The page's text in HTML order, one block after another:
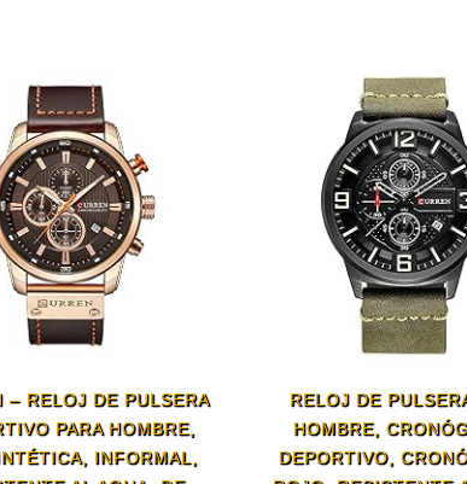
– RELOJ DE PULSERA
PARA HOMBRE,
INFORMAL,
RELOJ DE
HOMBRE,
DEPORTIVO,